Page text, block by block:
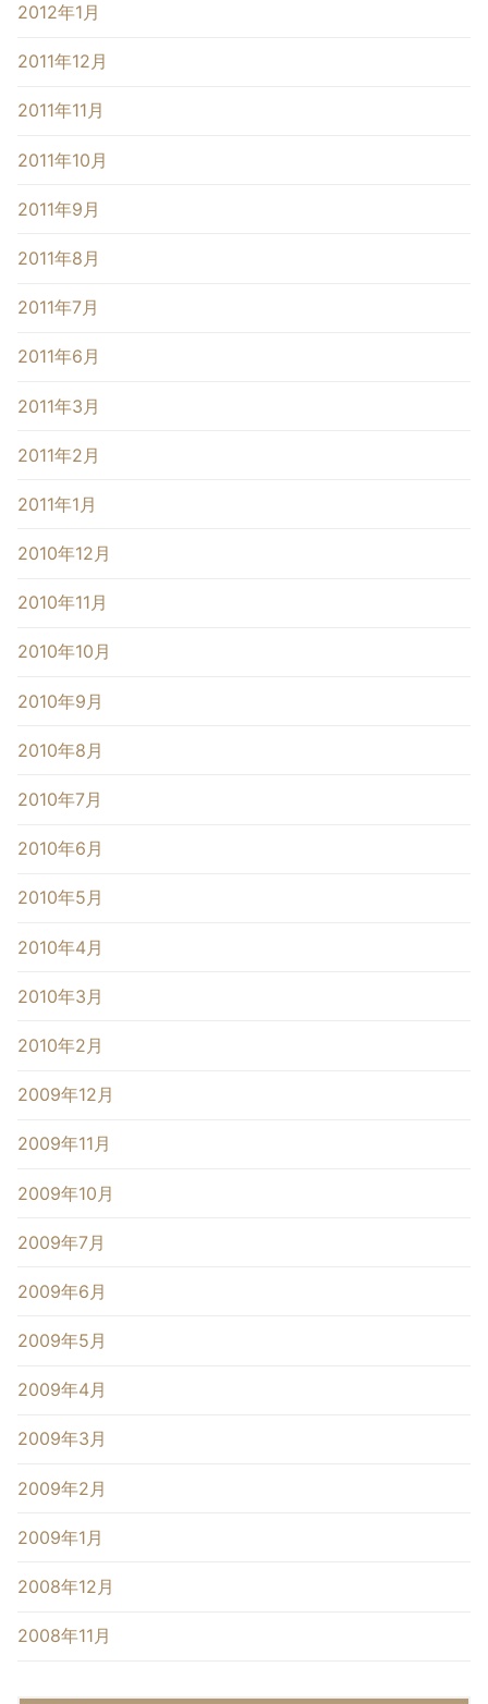
2012年1月
2011年12月
2011年11月
2011年10月
2011年9月
2011年8月
2011年7月
2011年6月
2011年3月
2011年2月
2011年1月
2010年12月
2010年11月
2010年10月
2010年9月
2010年8月
2010年7月
2010年6月
2010年5月
2010年4月
2010年3月
2010年2月
2009年12月
2009年11月
2009年10月
2009年7月
2009年6月
2009年5月
2009年4月
2009年3月
2009年2月
2009年1月
2008年12月
2008年11月